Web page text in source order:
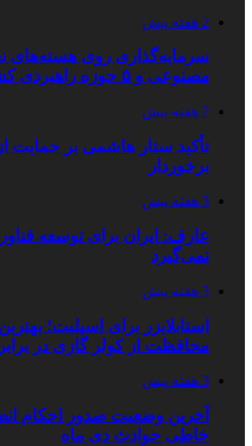
2 هفته پیش
سرمایه‌گذاری روی هسته‌های
مصنوعی و ۵ حوزه راهبردی کشور
2 هفته پیش
تأکید ستار هاشمی بر حمایت
برخوردار
3 هفته پیش
عارف: ایران برای توسعه
نمی‌گیرد
3 هفته پیش
استابلایزر برای اسپلیت؛
محافظت از کولر گازی در
3 هفته پیش
آخرین وضعیت صدور احکام
خاطی حوادث دی ماه